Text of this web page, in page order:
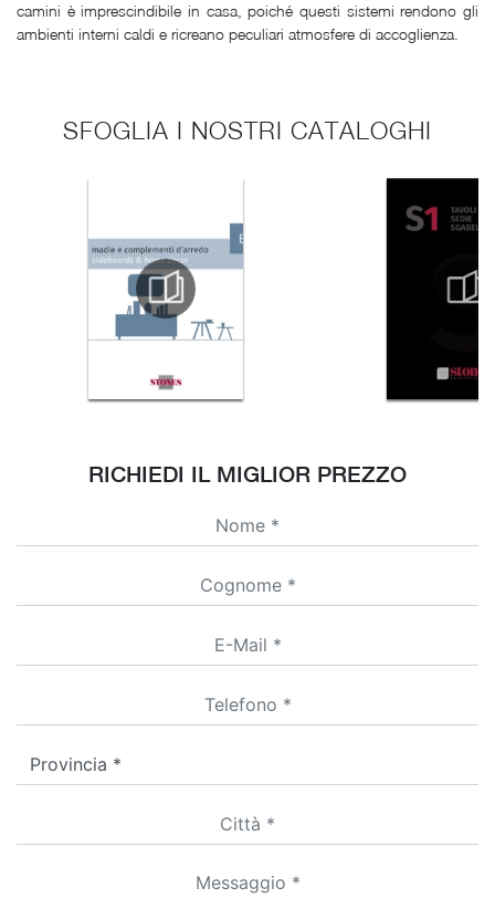
camini è imprescindibile in casa, poiché questi sistemi rendono gli
ambienti interni caldi e ricreano peculiari atmosfere di accoglienza.
SFOGLIA I NOSTRI CATALOGHI
RICHIEDI IL MIGLIOR PREZZO